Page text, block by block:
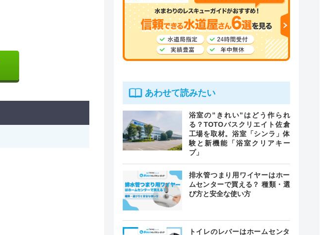
あわせて読みたい
浴室の”きれい”はどう作られ
る？TOTOバスクリエイト佐倉
工場を取材。浴室「シンラ」体
験と新機能「浴室クリアキー
プ」
排水管つまり用ワイヤーはホー
ムセンターで買える？ 種類・選
び方と安全な使い方
トイレのレバーはホームセンタ